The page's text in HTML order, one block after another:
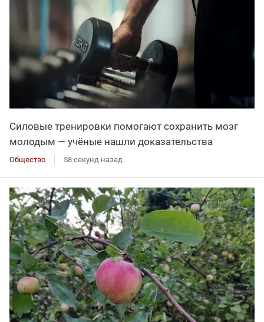
Силовые тренировки помогают сохранить мозг
молодым — учёные нашли доказательства
Общество 58 секунд назад